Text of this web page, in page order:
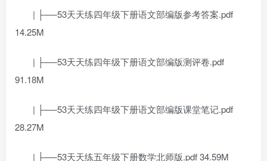
| ├──53天天练四年级下册语文部编版参考答案.pdf
14.25M
| ├──53天天练四年级下册语文部编版测评卷.pdf
91.18M
| ├──53天天练四年级下册语文部编版课堂笔记.pdf
28.27M
| ├──53天天练五年级下册数学北师版.pdf 34.59M